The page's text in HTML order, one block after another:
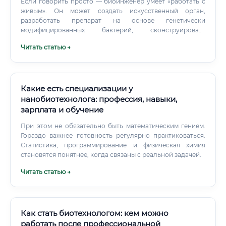
живым». Он может создать искусственный орган,
разработать препарат на основе генетически
модифицированных бактерий, сконструировать
ткань для трансплантации прямо в лаборатории.
Читать статью →
Какие есть специализации у
нанобиотехнолога: профессия, навыки,
зарплата и обучение
При этом не обязательно быть математическим гением.
Гораздо важнее готовность регулярно практиковаться.
Статистика, программирование и физическая химия
становятся понятнее, когда связаны с реальной задачей.
Читать статью →
Как стать биотехнологом: кем можно
работать после профессиональной